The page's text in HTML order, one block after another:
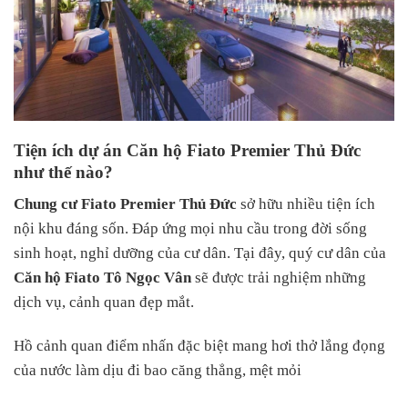
Tiện ích dự án Căn hộ Fiato Premier Thủ Đức
như thế nào?
Chung cư Fiato Premier Thủ Đức sở hữu nhiều tiện ích
nội khu đáng sốn. Đáp ứng mọi nhu cầu trong đời sống
sinh hoạt, nghỉ dưỡng của cư dân. Tại đây, quý cư dân của
Căn hộ Fiato Tô Ngọc Vânsẽ được trải nghiệm những
dịch vụ, cảnh quan đẹp mắt.
Hồ cảnh quan điểm nhấn đặc biệt mang hơi thở lắng đọng
của nước làm dịu đi bao căng thẳng, mệt mỏi